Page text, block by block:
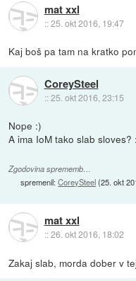
mat xxl
::25. okt 2016, 19:47
Kaj boš pa tam na kratko
CoreySteel
::25. okt 2016, 23:15
Nope :)
A ima IoM tako slab sloves?
Zgodovina sprememb…
spremenil:CoreySteel(25. okt
mat xxl
::26. okt 2016, 18:02
Zakaj slab, morda dober v